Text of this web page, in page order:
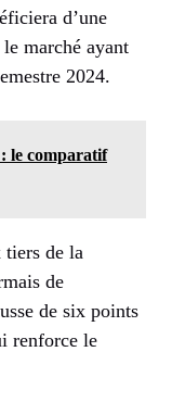
d’une
marché ayant
2024.
le comparatif
tiers de la
de
de six points
renforce le